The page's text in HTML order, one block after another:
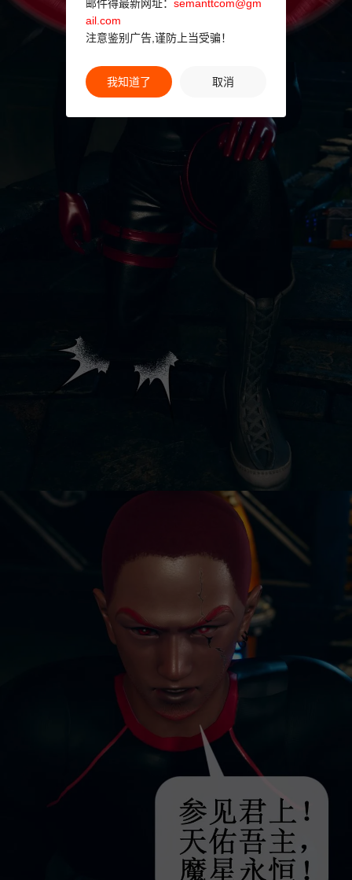
邮件得最新网址： semanttcom@gm
ail.com
注意鉴别广告,谨防上当受骗！
我知道了 取消